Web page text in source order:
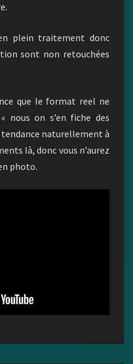
plein traitement donc
sont non retouchées
que le format reel ne
nous on s’en fiche des
tendance naturellement à
là, donc vous n’aurez
photo.